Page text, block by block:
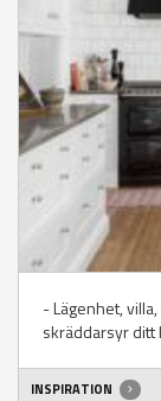
- Lägenhet,
skräddarsyr ditt
INSPIRATION